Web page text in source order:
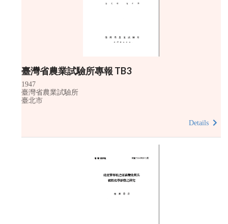
臺灣省農業試驗所專報 TB3
1947
臺灣省農業試驗所
臺北市
Details